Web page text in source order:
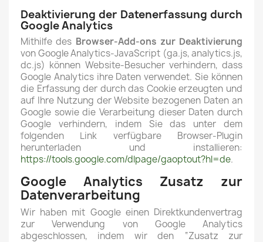
Deaktivierung der Datenerfassung durch
Google Analytics
Mithilfe des Browser-Add-ons zur Deaktivierung
von Google Analytics-JavaScript (ga.js, analytics.js,
dc.js) können Website-Besucher verhindern, dass
Google Analytics ihre Daten verwendet. Sie können
die Erfassung der durch das Cookie erzeugten und
auf Ihre Nutzung der Website bezogenen Daten an
Google sowie die Verarbeitung dieser Daten durch
Google verhindern, indem Sie das unter dem
folgenden Link verfügbare Browser-Plugin
herunterladen und installieren:
https://tools.google.com/dlpage/gaoptout?hl=de.
Google Analytics Zusatz zur
Datenverarbeitung
Wir haben mit Google einen Direktkundenvertrag
zur Verwendung von Google Analytics
abgeschlossen, indem wir den “Zusatz zur